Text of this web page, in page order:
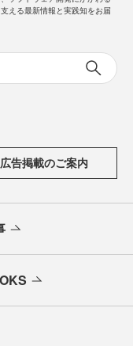
える最新情報と実践知をお届
広告掲載のご案内